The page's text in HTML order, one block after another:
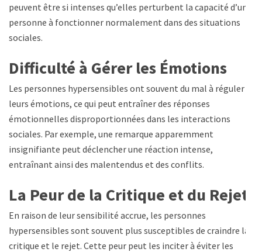
peuvent être si intenses qu’elles perturbent la capacité d’une
personne à fonctionner normalement dans des situations
sociales.
Difficulté à Gérer les Émotions
Les personnes hypersensibles ont souvent du mal à réguler
leurs émotions, ce qui peut entraîner des réponses
émotionnelles disproportionnées dans les interactions
sociales. Par exemple, une remarque apparemment
insignifiante peut déclencher une réaction intense,
entraînant ainsi des malentendus et des conflits.
La Peur de la Critique et du Rejet
En raison de leur sensibilité accrue, les personnes
hypersensibles sont souvent plus susceptibles de craindre la
critique et le rejet. Cette peur peut les inciter à éviter les